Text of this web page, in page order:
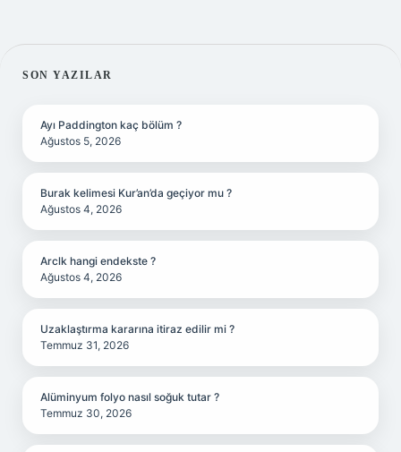
SIDEBAR
SON YAZILAR
Ayı Paddington kaç bölüm ?
Ağustos 5, 2026
Burak kelimesi Kur’an’da geçiyor mu ?
Ağustos 4, 2026
Arclk hangi endekste ?
Ağustos 4, 2026
Uzaklaştırma kararına itiraz edilir mi ?
Temmuz 31, 2026
Alüminyum folyo nasıl soğuk tutar ?
Temmuz 30, 2026